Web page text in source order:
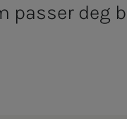
passer deg